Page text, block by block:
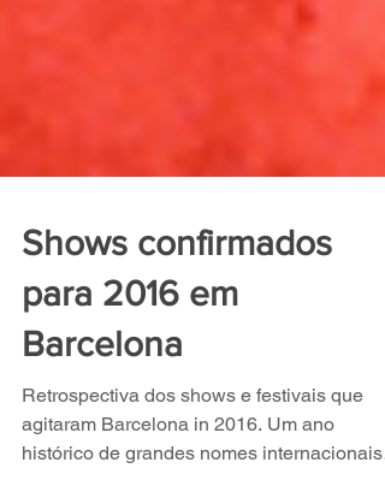
Shows confirmados
para 2016 em
Barcelona
Retrospectiva dos shows e festivais que